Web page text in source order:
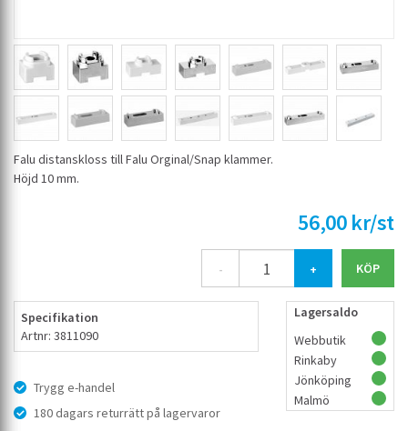
Falu distanskloss till Falu Orginal/Snap klammer.
Höjd 10 mm.
56,00 kr/st
- +
Specifikation
Artnr: 3811090
Trygg e-handel
180 dagars returrätt på lagervaror
Lagersaldo
Webbutik
Rinkaby
Jönköping
Malmö